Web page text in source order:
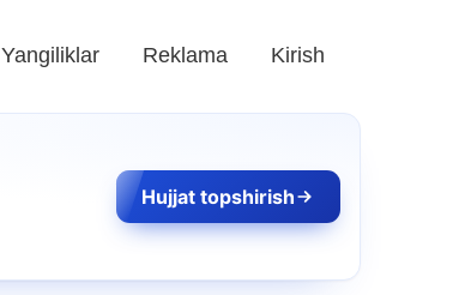
Yangiliklar Reklama Kirish
Hujjat topshirish